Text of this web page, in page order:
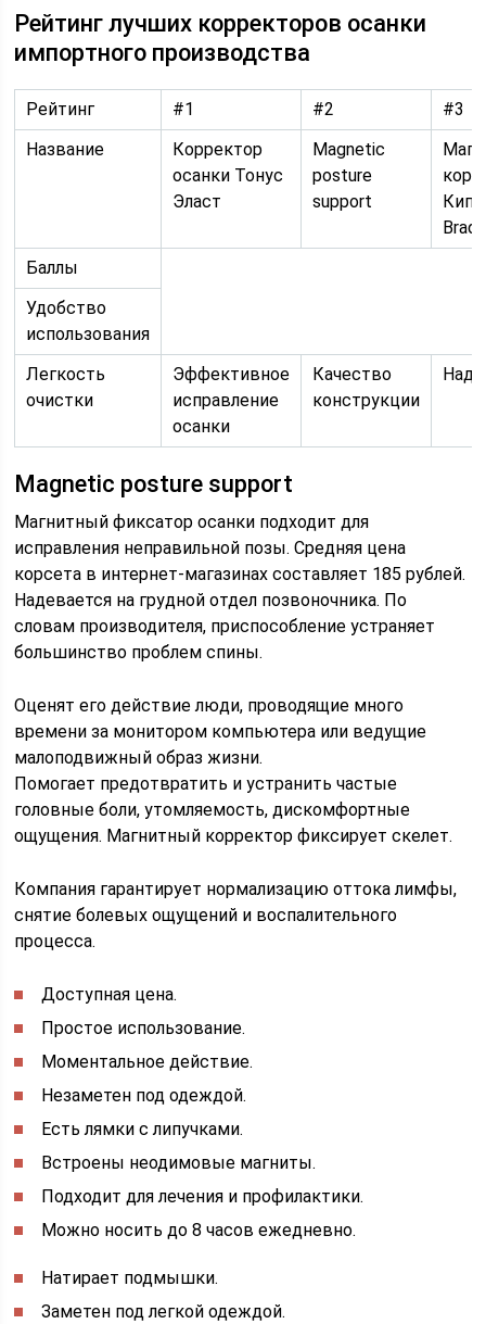
Рейтинг лучших корректоров осанки
импортного производства
Рейтинг #1 #2
#3
Название
Корректор
осанки Тонус
Эласт
Magnetic
posture
support
Баллы
Удобство
использования
Легкость
очистки
Эффективное
исправление
осанки
Качество
конструкции
Magnetic posture support
Магнитный фиксатор осанки подходит для
исправления неправильной позы. Средняя цена
корсета в интернет-магазинах составляет 185 рублей.
Надевается на грудной отдел позвоночника. По
словам производителя, приспособление устраняет
большинство проблем спины.
Оценят его действие люди, проводящие много
времени за монитором компьютера или ведущие
малоподвижный образ жизни.
Помогает предотвратить и устранить частые
головные боли, утомляемость, дискомфортные
ощущения. Магнитный корректор фиксирует скелет.
Компания гарантирует нормализацию оттока лимфы,
снятие болевых ощущений и воспалительного
процесса.
Доступная цена.
Простое использование.
Моментальное действие.
Незаметен под одеждой.
Есть лямки с липучками.
Встроены неодимовые магниты.
Подходит для лечения и профилактики.
Можно носить до 8 часов ежедневно.
Натирает подмышки.
Заметен под легкой одеждой.